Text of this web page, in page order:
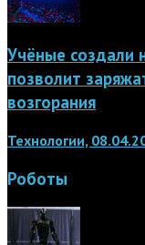
Учёные создали
позволит
возгорания
Технологии,
Роботы